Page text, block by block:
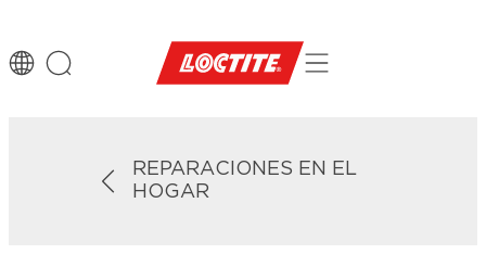
REPARACIONES EN EL
HOGAR